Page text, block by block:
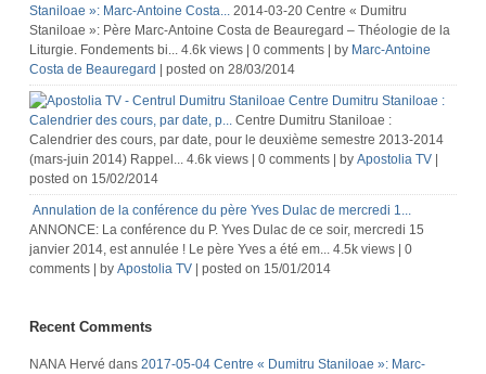
Staniloae »: Marc-Antoine Costa...
2014-03-20 Centre « Dumitru
Staniloae »: Père Marc-Antoine Costa de Beauregard – Théologie de la
Liturgie. Fondements bi...
4.6k views| 0 comments| by Marc-Antoine
Costa de Beauregard | posted on 28/03/2014
Centre Dumitru Staniloae :
Calendrier des cours, par date, p...
Centre Dumitru Staniloae :
Calendrier des cours, par date, pour le deuxième semestre 2013-2014
(mars-juin 2014) Rappel...
4.6k views| 0 comments| by Apostolia TV|
posted on 15/02/2014
Annulation de la conférence du père Yves Dulac de mercredi 1...
ANNONCE: La conférence du P. Yves Dulac de ce soir, mercredi 15
janvier 2014, est annulée ! Le père Yves a été em...
4.5k views| 0
comments| by Apostolia TV| posted on 15/01/2014
Recent Comments
NANA Hervé dans 2017-05-04 Centre « Dumitru Staniloae »: Marc-